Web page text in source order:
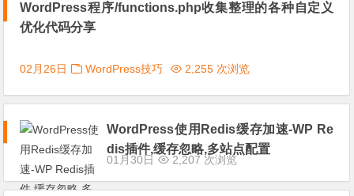
WordPress程序/functions.php收集整理的各种自定义
优化代码分享
02月26日 WordPress技巧 2,255 次浏览
WordPress使用Redis缓存加速-WP Re
dis插件,缓存忽略,多站点配置
01月30日 2,207 次浏览